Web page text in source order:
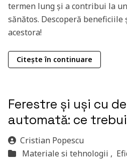
termen lung și a contribui la
sănătos. Descoperă
acestora!
Citește în continuare
Ferestre și uși cu
automată: ce
Cristian Popescu
Materiale si tehnologii ,